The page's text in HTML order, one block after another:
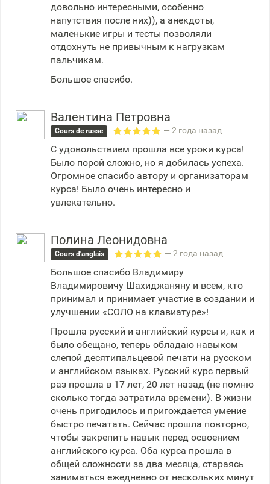
довольно интересными, особенно
напутствия после них)), а анекдоты,
маленькие игры и тесты позволяли
отдохнуть не привычным к нагрузкам
пальчикам.
Большое спасибо.
Валентина Петровна
Cours de russe — 2 года назад
С удовольствием прошла все уроки курса!
Было порой сложно, но я добилась успеха.
Огромное спасибо автору и организаторам
курса! Было очень интересно и
увлекательно.
Полина Леонидовна
Cours d'anglais — 2 года назад
Большое спасибо Владимиру
Владимировичу Шахиджаняну и всем, кто
принимал и принимает участие в создании и
улучшении «СОЛО на клавиатуре»!
Прошла русский и английский курсы и, как и
было обещано, теперь обладаю навыком
слепой десятипальцевой печати на русском
и английском языках. Русский курс первый
раз прошла в 17 лет, 20 лет назад (не помню
сколько тогда затратила времени). В жизни
очень пригодилось и пригождается умение
быстро печатать. Сейчас прошла повторно,
чтобы закрепить навык перед освоением
английского курса. Оба курса прошла в
общей сложности за два месяца, стараясь
заниматься ежедневно от нескольких минут